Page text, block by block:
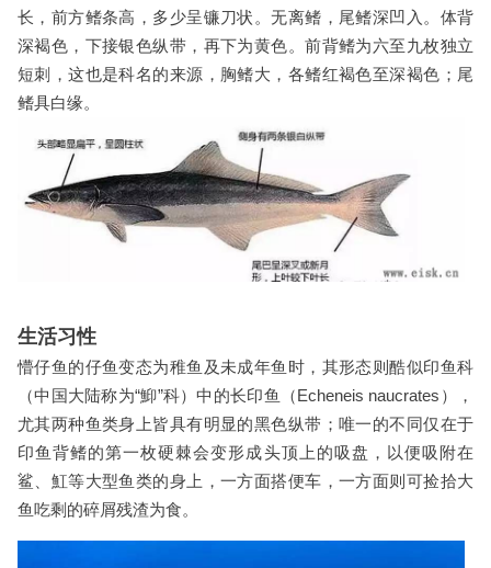
长，前方鳍条高，多少呈镰刀状。无离鳍，尾鳍深凹入。体背
深褐色，下接银色纵带，再下为黄色。前背鳍为六至九枚独立
短刺，这也是科名的来源，胸鳍大，各鳍红褐色至深褐色；尾
鳍具白缘。
生活习性
懵仔鱼的仔鱼变态为稚鱼及未成年鱼时，其形态则酷似印鱼科
（中国大陆称为“鮣”科）中的长印鱼（Echeneis naucrates），
尤其两种鱼类身上皆具有明显的黑色纵带；唯一的不同仅在于
印鱼背鳍的第一枚硬棘会变形成头顶上的吸盘，以便吸附在
鲨、魟等大型鱼类的身上，一方面搭便车，一方面则可捡拾大
鱼吃剩的碎屑残渣为食。